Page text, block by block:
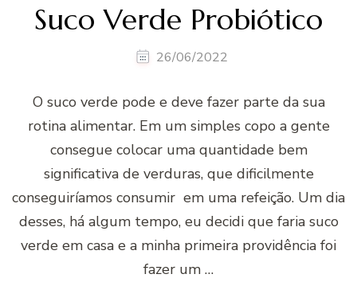
Suco Verde Probiótico
26/06/2022
O suco verde pode e deve fazer parte da sua
rotina alimentar. Em um simples copo a gente
consegue colocar uma quantidade bem
significativa de verduras, que dificilmente
conseguiríamos consumir em uma refeição. Um dia
desses, há algum tempo, eu decidi que faria suco
verde em casa e a minha primeira providência foi
fazer um …